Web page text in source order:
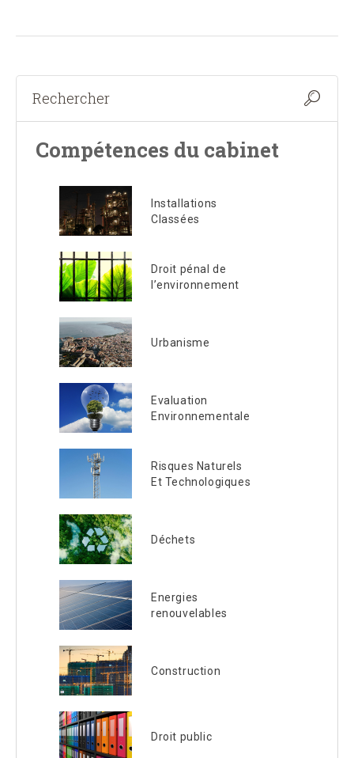
Compétences du cabinet
Installations
Classées
Droit pénal de
l’environnement
Urbanisme
Evaluation
Environnementale
Risques Naturels
Et Technologiques
Déchets
Energies
renouvelables
Construction
Droit public